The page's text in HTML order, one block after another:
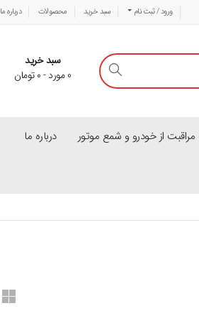
ورود / ثبت نام سبد خرید محصولات درباره ما
سبد خرید
0مورد-۰ تومان
از خودرو و شمع موتور درباره ما